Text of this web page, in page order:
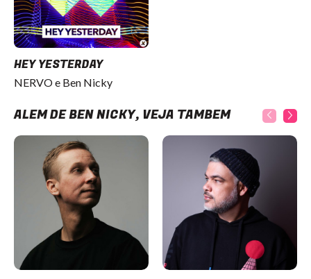
HEY YESTERDAY
NERVO e Ben Nicky
ALÉM DE BEN NICKY, VEJA TAMBÉM